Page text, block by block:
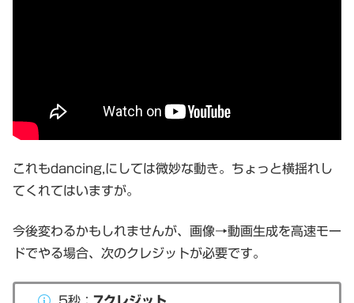
これもdancing,にしては微妙な動き。ちょっと横揺れし
てくれてはいますが。
今後変わるかもしれませんが、画像→動画生成を高速モー
ドでやる場合、次のクレジットが必要です。